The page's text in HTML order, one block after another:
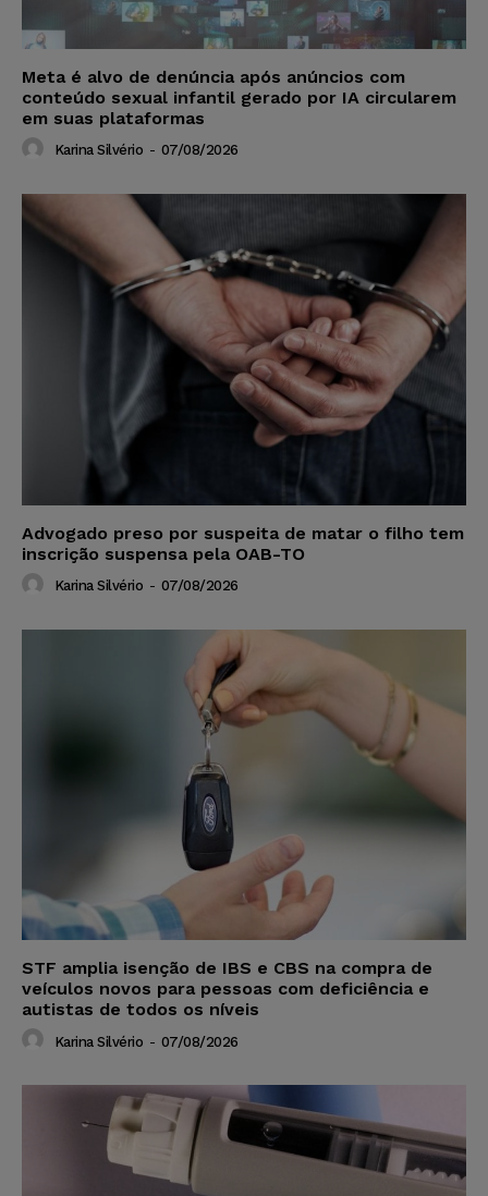
Meta é alvo de denúncia após anúncios com
conteúdo sexual infantil gerado por IA circularem
em suas plataformas
Karina Silvério - 07/08/2026
Advogado preso por suspeita de matar o filho tem
inscrição suspensa pela OAB-TO
Karina Silvério - 07/08/2026
STF amplia isenção de IBS e CBS na compra de
veículos novos para pessoas com deficiência e
autistas de todos os níveis
Karina Silvério - 07/08/2026